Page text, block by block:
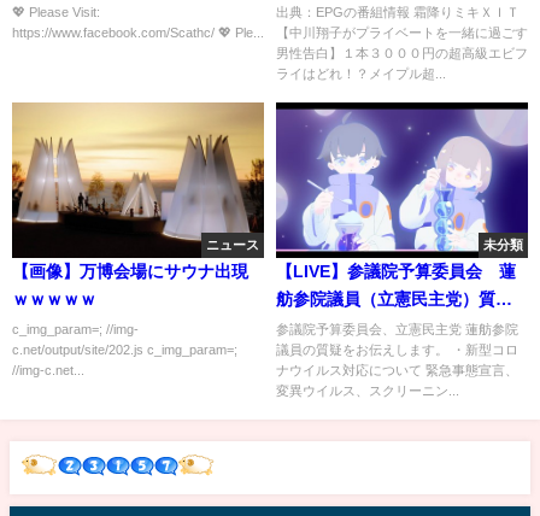
～１月１１日の期間全面停止す
ることを決めたが、感染拡大策
💖 Please Visit:
https://www.facebook.com/Scathc/ 💖 Ple...
男性告白】…の番組内容解析ま
とめ
出典：EPGの番組情報 霜降りミキＸＩＴ
【中川翔子がプライベートを一緒に過ごす
男性告白】１本３０００円の超高級エビフ
ライはどれ！？メイプル超...
ニュース
【画像】万博会場にサウナ出現
ｗｗｗｗｗ
c_img_param=; //img-
c.net/output/site/202.js c_img_param=;
//img-c.net...
未分類
【LIVE】参議院予算委員会 蓮
舫参院議員（立憲民主党）質疑
（5月10日）
参議院予算委員会、立憲民主党 蓮舫参院
議員の質疑をお伝えします。 ・新型コロ
ナウイルス対応について 緊急事態宣言、
変異ウイルス、スクリーニン...